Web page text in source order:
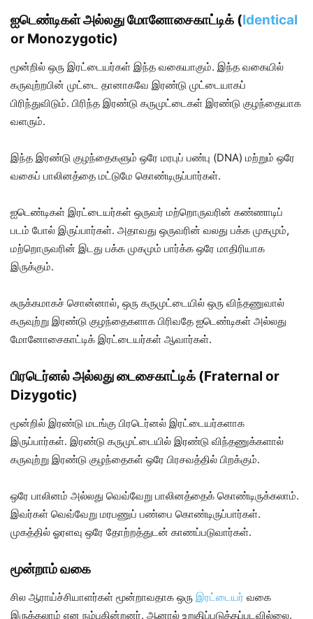
ஐடெண்டிகள் அல்லது மோனோசைகாட்டிக் (Identical
or Monozygotic)
மூன்றில் ஒரு இரட்டையர்கள் இந்த வகையாகும். இந்த வகையில்
கருவுற்றபின் முட்டை தானாகவே இரண்டு முட்டையாகப்
பிரிந்துவிடும். பிரிந்த இரண்டு கருமுட்டைகள் இரண்டு குழந்தையாக
வளரும்.
இந்த இரண்டு குழந்தைகளும் ஒரே மரபுப் பண்பு (DNA) மற்றும் ஒரே
வகைப் பாலினத்தை மட்டுமே கொண்டிருப்பார்கள்.
ஐடெண்டிகள் இரட்டையர்கள் ஒருவர் மற்றொருவரின் கண்ணாடிப்
படம் போல் இருப்பார்கள். அதாவது ஒருவரின் வலது பக்க முகமும்,
மற்றொருவரின் இடது பக்க முகமும் பார்க்க ஒரே மாதிரியாக
இருக்கும்.
சுருக்கமாகச் சொன்னால், ஒரு கருமுட்டையில் ஒரு விந்தணுவால்
கருவுற்று இரண்டு குழந்தைகளாக பிரிவதே ஐடெண்டிகள் அல்லது
மோனோசைகாட்டிக் இரட்டையர்கள் ஆவார்கள்.
பிரடெர்னல் அல்லது டைசைகாட்டிக் (Fraternal or
Dizygotic)
மூன்றில் இரண்டு மடங்கு பிரடெர்னல் இரட்டையர்களாக
இருப்பார்கள். இரண்டு கருமுட்டையில் இரண்டு விந்தணுக்களால்
கருவுற்று இரண்டு குழந்தைகள் ஒரே பிரசவத்தில் பிறக்கும்.
ஒரே பாலினம் அல்லது வெவ்வேறு பாலினத்தைக் கொண்டிருக்கலாம்.
இவர்கள் வெவ்வேறு மரபணுப் பண்பை கொண்டிருப்பார்கள்.
முகத்தில் ஓரளவு ஒரே தோற்றத்துடன் காணப்படுவார்கள்.
மூன்றாம் வகை
சில ஆராய்ச்சியாளர்கள் மூன்றாவதாக ஒரு இரட்டையர் வகை
இருக்கலாம் என நம்புகின்றனர். ஆனால் உறுதிப்படுத்தப்படவில்லை.